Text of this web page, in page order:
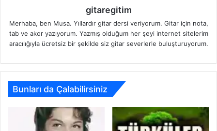
gitaregitim
Merhaba, ben Musa. Yıllardır gitar dersi veriyorum. Gitar için nota,
tab ve akor yazıyorum. Yazmış olduğum her şeyi internet sitelerim
aracılığıyla ücretsiz bir şekilde siz gitar severlerle buluşturuyorum.
Bunları da Çalabilirsiniz